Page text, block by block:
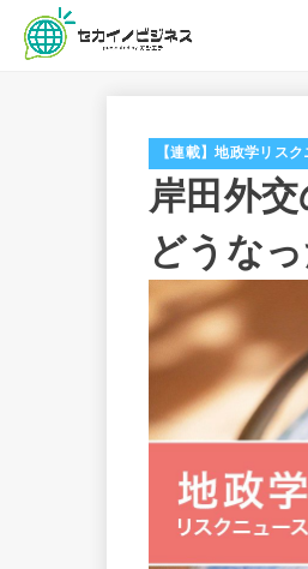
【連載】地政学リス
岸田外
どうな